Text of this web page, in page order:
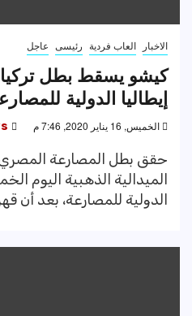
الاخبار العاب فردية رئيسى عاجل
كيشو يسقط بطل تركيا
إيطاليا الدولية
الخميس, 16 يناير 2020, 7:46 م
حقق بطل المصارعة
الميدالية الذهبية اليوم
الدولية للمصارعة، بعد أن